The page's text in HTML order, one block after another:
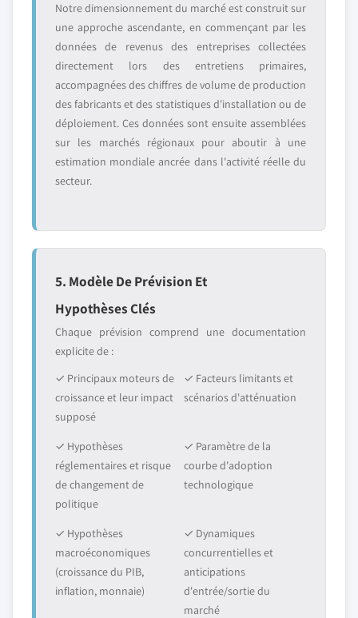
Notre dimensionnement du marché est construit sur
une approche ascendante, en commençant par les
données de revenus des entreprises collectées
directement lors des entretiens primaires,
accompagnées des chiffres de volume de production
des fabricants et des statistiques d'installation ou de
déploiement. Ces données sont ensuite assemblées
sur les marchés régionaux pour aboutir à une
estimation mondiale ancrée dans l'activité réelle du
secteur.
5. Modèle De Prévision Et
Hypothèses Clés
Chaque prévision comprend une documentation
explicite de :
✓ Principaux moteurs de
croissance et leur impact
supposé
✓ Facteurs limitants et
scénarios d'atténuation
✓ Hypothèses
réglementaires et risque
de changement de
politique
✓ Paramètre de la
courbe d'adoption
technologique
✓ Hypothèses
macroéconomiques
(croissance du PIB,
inflation, monnaie)
✓ Dynamiques
concurrentielles et
anticipations
d'entrée/sortie du
marché